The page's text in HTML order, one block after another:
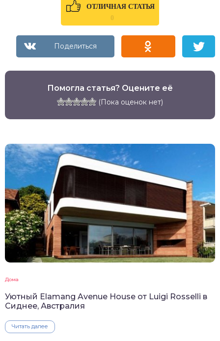
ОТЛИЧНАЯ СТАТЬЯ
0
Помогла статья? Оцените её
(Пока оценок нет)
Дома
Уютный Elamang Avenue House от Luigi Rosselli в
Сиднее, Австралия
Читать далее